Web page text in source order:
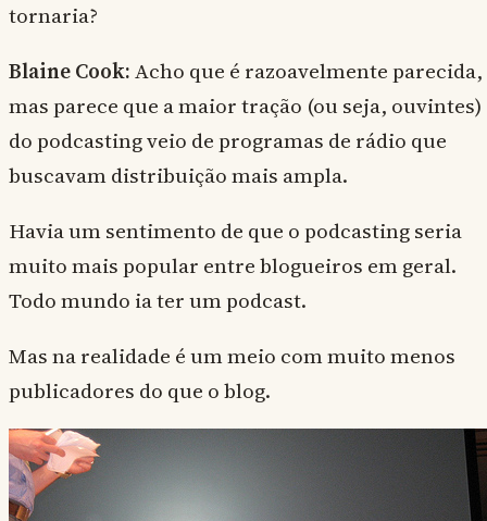
tornaria?
Blaine Cook:Acho que é razoavelmente parecida,
mas parece que a maior tração (ou seja, ouvintes)
do podcasting veio de programas de rádio que
buscavam distribuição mais ampla.
Havia um sentimento de que o podcasting seria
muito mais popular entre blogueiros em geral.
Todo mundo ia ter um podcast.
Mas na realidade é um meio com muito menos
publicadores do que o blog.